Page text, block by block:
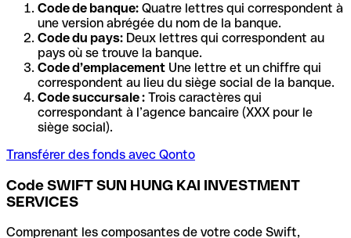
Code de banque: Quatre lettres qui correspondent à
une version abrégée du nom de la banque.
Code du pays: Deux lettres qui correspondent au
pays où se trouve la banque.
Code d’emplacement Une lettre et un chiffre qui
correspondent au lieu du siège social de la banque.
Code succursale : Trois caractères qui
correspondant à l’agence bancaire (XXX pour le
siège social).
Transférer des fonds avec Qonto
Code SWIFT SUN HUNG KAI INVESTMENT
SERVICES
Comprenant les composantes de votre code Swift,